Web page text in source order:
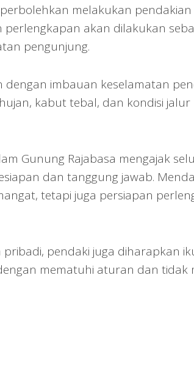
melakukan pendakian
perlengkapan akan dilakukan
pengunjung.
dengan imbauan keselamatan
kabut tebal, dan kondisi
Gunung Rajabasa mengajak
dan tanggung jawab.
tetapi juga persiapan
pribadi, pendaki juga diharapkan
mematuhi aturan dan tidak